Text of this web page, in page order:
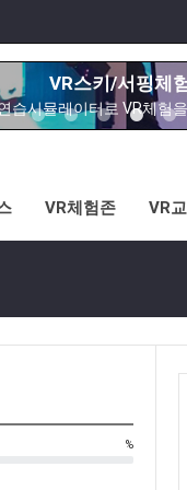
VR스키/서핑체험
습시뮬레이터로 VR체험
VR승마체험
VR바벨탑
바벨탑VR체험
노아의방주&성막
이제는 교회에서도 VR체
VR체험존 VR
%